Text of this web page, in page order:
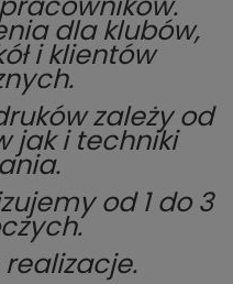
dla klubów,
i klientów
zależy od
jak i techniki
od 1 do 3
realizacje.